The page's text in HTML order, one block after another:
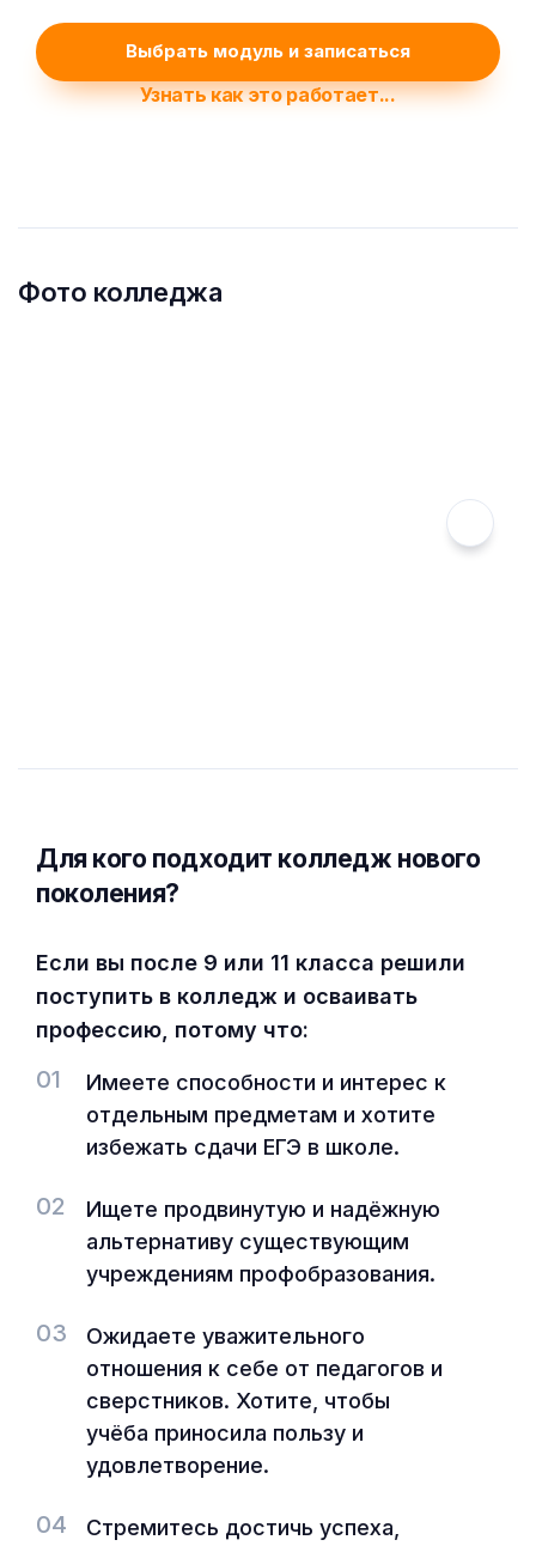
Выбрать модуль и записаться
Узнать как это работает...
Фото колледжа
Для кого подходит колледж нового
поколения?
Если вы после 9 или 11 класса решили
поступить в колледж и осваивать
профессию, потому что:
01
Имеете способности и интерес к
отдельным предметам и хотите
избежать сдачи ЕГЭ в школе.
02
Ищете продвинутую и надёжную
альтернативу существующим
учреждениям профобразования.
03
Ожидаете уважительного
отношения к себе от педагогов и
сверстников. Хотите, чтобы
учёба приносила пользу и
удовлетворение.
04
Стремитесь достичь успеха,